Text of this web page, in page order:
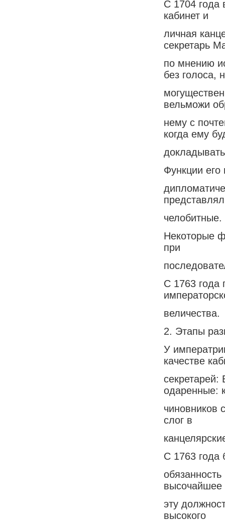
С 1704 года
кабинет и
личная
секретарь
по мнению
без голоса,
вельможи
нему с
когда ему
Функции его
Некоторые
при
С 1763 года
величества.
2. Этапы
У
качестве
одаренные:
чиновников
слог в
С 1763 года
эту
высокого